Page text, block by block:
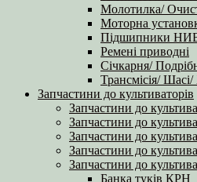
Молотилка/
Моторна
Підшипники
Ремені приводні
Січкарня/
Трансмісія/
Запчастини до культиваторів
Запчастини до
Запчастини до
Запчастини до
Запчастини до
Запчастини до
Банка туків КРН